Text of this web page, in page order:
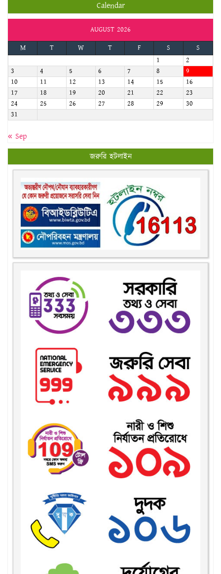
Calendar
AUGUST 2026
M
T W T F S
S
1
2
3
4 5 6 7 8
9
10
11 12 13 14 15
16
17
18 19 20 21 22
23
24
25 26 27 28 29
30
31
« Sep
জরুরি হটলাইন